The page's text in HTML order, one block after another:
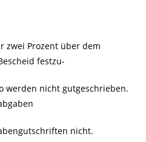
zwei Prozent über dem
festzu-
werden nicht gutgeschrieben.
nicht.